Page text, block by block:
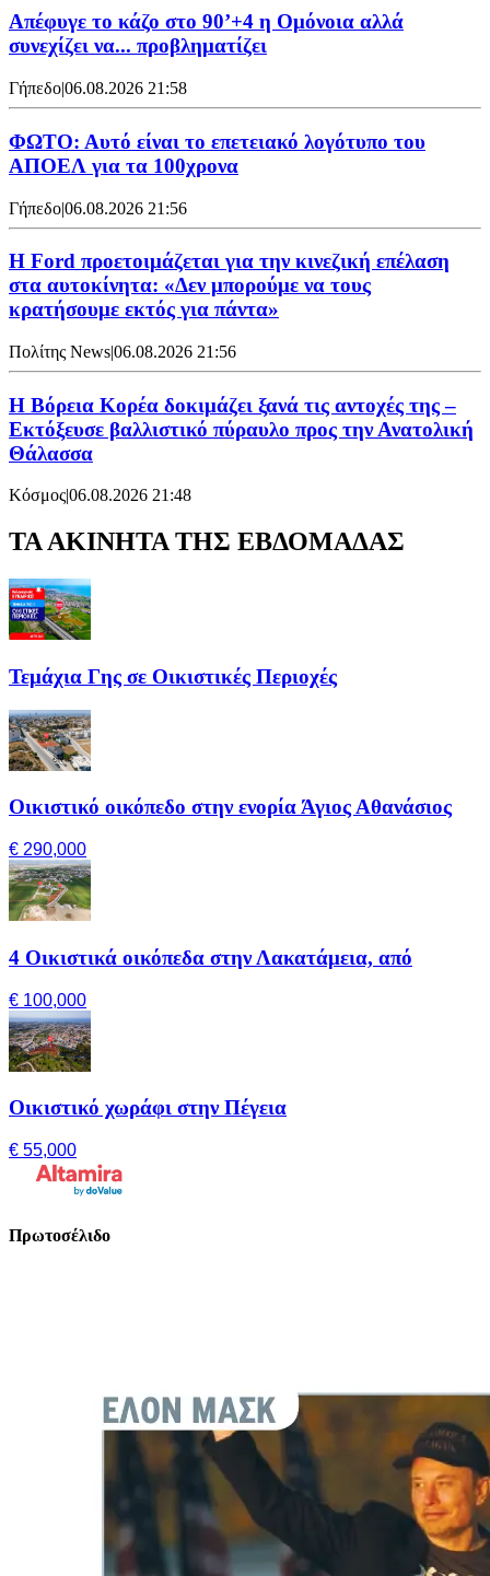
Απέφυγε το κάζο στο 90’+4 η Ομόνοια αλλά
συνεχίζει να... προβληματίζει
Γήπεδο|06.08.2026 21:58
ΦΩΤΟ: Αυτό είναι το επετειακό λογότυπο του
ΑΠΟΕΛ για τα 100χρονα
Γήπεδο|06.08.2026 21:56
Η Ford προετοιμάζεται για την κινεζική επέλαση
στα αυτοκίνητα: «Δεν μπορούμε να τους
κρατήσουμε εκτός για πάντα»
Πολίτης News|06.08.2026 21:56
Η Βόρεια Κορέα δοκιμάζει ξανά τις αντοχές της –
Εκτόξευσε βαλλιστικό πύραυλο προς την Ανατολική
Θάλασσα
Κόσμος|06.08.2026 21:48
ΤΑ ΑΚΙΝΗΤΑ ΤΗΣ ΕΒΔΟΜΑΔΑΣ
Τεμάχια Γης σε Οικιστικές Περιοχές
Οικιστικό οικόπεδο στην ενορία Άγιος Αθανάσιος
€ 290,000
4 Οικιστικά οικόπεδα στην Λακατάμεια, από
€ 100,000
Οικιστικό χωράφι στην Πέγεια
€ 55,000
Πρωτοσέλιδο